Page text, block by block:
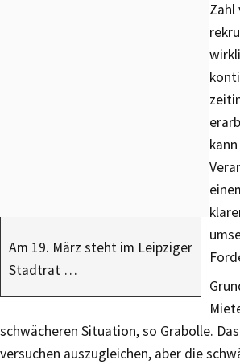
Am 19. März steht im Leipziger
Stadtrat …
Zahl
schwächeren Situation, so Grabolle.
versuchen auszugleichen, aber die